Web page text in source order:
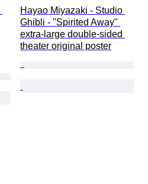
Hayao Miyazaki - Studio
Ghibli - "Spirited Away"
extra-large double-sided
theater original poster